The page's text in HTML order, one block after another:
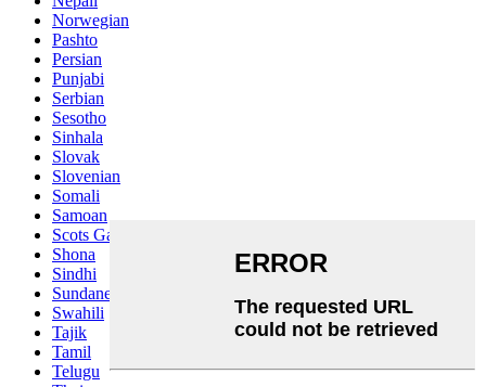
Norwegian
Pashto
Persian
Punjabi
Serbian
Sesotho
Sinhala
Slovak
Slovenian
Somali
Samoan
Scots Gaelic
Shona
Sindhi
Sundanese
Swahili
Tajik
Tamil
Telugu